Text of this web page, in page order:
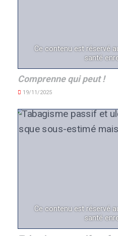
Ce contenu est réservé
santé
Comprenne qui peut !
19/11/2025
Ce contenu est réservé
santé